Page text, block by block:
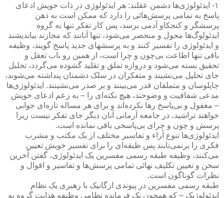
۱- ایدئولوژی‌ها دشمن عقلند: هر ایدئولوژی در ذات خویش ادعای
پاسخ به تمامی پرسش‌هائی را دارد که ممکن است به ذهن
پرسشگر و کنجکاو آدمی برسد، پس کار تفکر تنها به گروه
ایدئولوگ‌ها محول و منحصر می‌شود، تنها آنانند که مجازند بیاندیشند
و ایدئولوژی را تفسیر کنند و به پرسشهای جدید پاسخ گویند، وظیفه
باقی تنها اطاعت بی‌چون و چرا است، از همین رو باب تعقل و
تحقیق بسته می‌شود و دروازه تملق و تقلید ‌گشوده می‌گردد، تجلیل
جای تحلیل می‌نشیند و متفکران در سلک دشمنان پنداشته می‌شوند،
چاپلوسان و متملقان قدر می‌بینند و بر صدر می‌نشینند. ایدئولوژی‌ها
مدعی شفافیت و وضوحند، ‌هیچ نکته‌ای را – به زعم ادعای خویش
– مغفول و بی‌پاسخ‌‌ رها نکرده‌اند و برای هر مساله تازه‌ای جوابی
خواهند تراشید، در جامعه آرمانی آنان دیگر جای تفکر نیست زیرا
پرسش و چون و چرای بی‌پاسخی باقی نمانده است.
ایدئولوژی‌ها تنوع آراء و تفاسیر مختلف از یک مکتب و مشرب
فکری را برنمی‌تابند پس طبقه‌ای را برای تفسیر خویش تعیین
می‌کنند، وظیفه طبقه‌ رسمی مفسرین یک ایدئولوژی، گفتن آخرین
سخن و تعیین تکلیف نهائی تمامی پرسش‌ها و تفاسیر و اقوال و
نظرات گوناگون است.
طبقه رسمی مفسرین در پیوندی ارگانیک با رهبری یک نظام
ایدئولوژیک – که همچون یک فرمانده نظامی وظیفه هدایت گروه به